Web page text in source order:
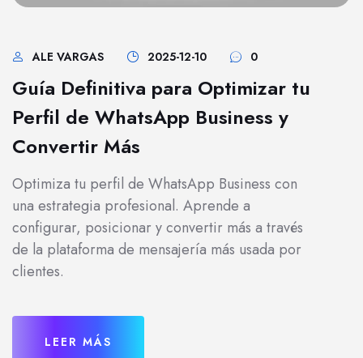
ALE VARGAS 2025-12-10 0
Guía Definitiva para Optimizar tu
Perfil de WhatsApp Business y
Convertir Más
Optimiza tu perfil de WhatsApp Business con
una estrategia profesional. Aprende a
configurar, posicionar y convertir más a través
de la plataforma de mensajería más usada por
clientes.
LEER MÁS